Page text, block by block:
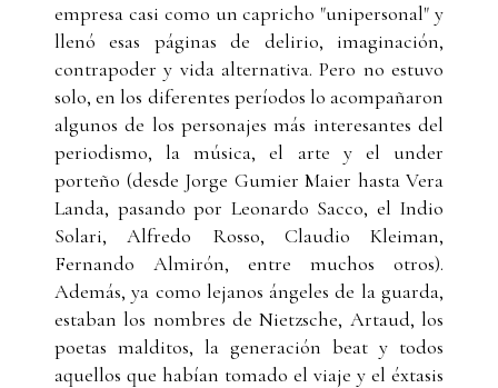
empresa casi como un capricho "unipersonal" y
llenó esas páginas de delirio, imaginación,
contrapoder y vida alternativa. Pero no estuvo
solo, en los diferentes períodos lo acompañaron
algunos de los personajes más interesantes del
periodismo, la música, el arte y el under
porteño (desde Jorge Gumier Maier hasta Vera
Landa, pasando por Leonardo Sacco, el Indio
Solari, Alfredo Rosso, Claudio Kleiman,
Fernando Almirón, entre muchos otros).
Además, ya como lejanos ángeles de la guarda,
estaban los nombres de Nietzsche, Artaud, los
poetas malditos, la generación beat y todos
aquellos que habían tomado el viaje y el éxtasis